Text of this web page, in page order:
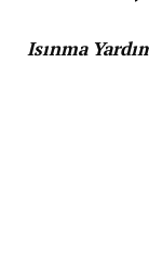
Isınma